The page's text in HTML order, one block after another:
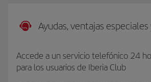
Ayudas, ventajas especiales
Accede a un servicio telefónico 24
para los usuarios de Iberia Club